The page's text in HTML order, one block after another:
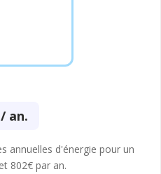
an.
annuelles d'énergie pour un
802€ par an.